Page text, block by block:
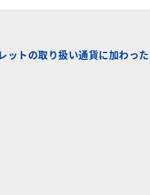
ットの取り扱い通貨に加わっ